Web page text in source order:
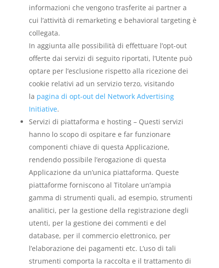
informazioni che vengono trasferite ai partner a
cui l’attività di remarketing e behavioral targeting è
collegata.
In aggiunta alle possibilità di effettuare l’opt-out
offerte dai servizi di seguito riportati, l’Utente può
optare per l’esclusione rispetto alla ricezione dei
cookie relativi ad un servizio terzo, visitando
la pagina di opt-out del Network Advertising
Initiative.
Servizi di piattaforma e hosting – Questi servizi
hanno lo scopo di ospitare e far funzionare
componenti chiave di questa Applicazione,
rendendo possibile l’erogazione di questa
Applicazione da un’unica piattaforma. Queste
piattaforme forniscono al Titolare un’ampia
gamma di strumenti quali, ad esempio, strumenti
analitici, per la gestione della registrazione degli
utenti, per la gestione dei commenti e del
database, per il commercio elettronico, per
l’elaborazione dei pagamenti etc. L’uso di tali
strumenti comporta la raccolta e il trattamento di